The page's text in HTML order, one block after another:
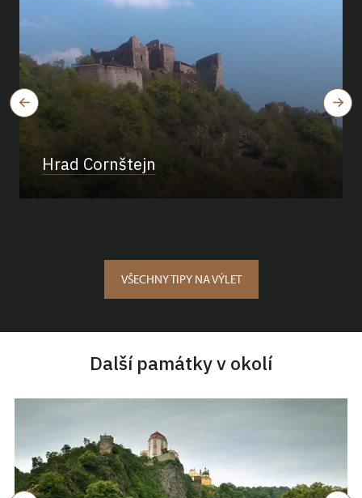
Hrad Cornštejn
VŠECHNY TIPY NA VÝLET
Další památky v okolí